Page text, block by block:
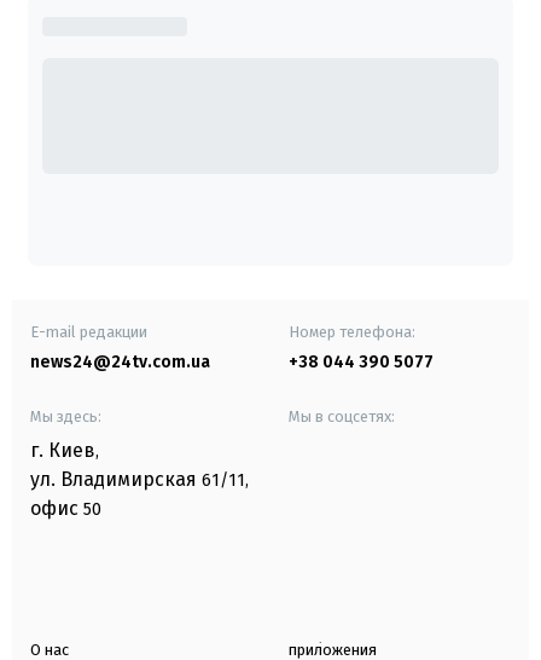
E-mail редакции
news24@24tv.com.ua
Номер телефона:
+38 044 390 5077
Мы здесь:
г. Киев,
ул. Владимирская 61/11,
офис 50
Мы в соцсетях:
О нас приложения